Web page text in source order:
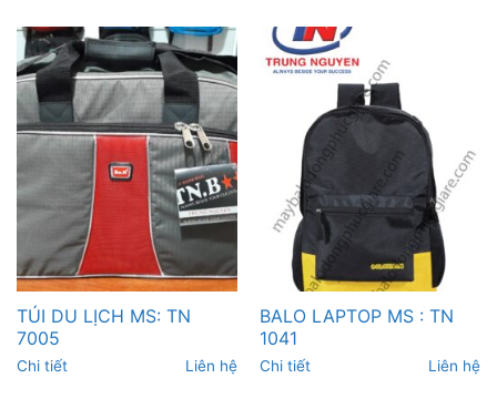
TÚI DU LỊCH MS: TN
7005
Chi tiết Liên hệ
BALO LAPTOP MS : TN
1041
Chi tiết Liên hệ